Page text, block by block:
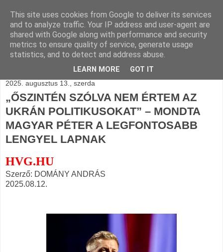
BLOGÁSZAT, napi
blogjava
2025. augusztus 13., szerda
„ŐSZINTÉN SZÓLVA NEM ÉRTEM AZ
UKRÁN POLITIKUSOKAT” – MONDTA
MAGYAR PÉTER A LEGFONTOSABB
LENGYEL LAPNAK
HVG.HU
Szerző: DOMÁNY ANDRÁS
2025.08.12.
This site uses cookies from Google to deliver its services
and to analyze traffic. Your IP address and user-agent are
shared with Google along with performance and security
metrics to ensure quality of service, generate usage
statistics, and to detect and address abuse.
LEARN MORE GOT IT